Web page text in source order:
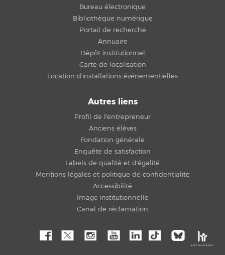
Bureau électronique
Bibliothèque numérique
Portail de recherche
Annuaire
Dépôt institutionnel
Carte de localisation
Location d'installations événementielles
Autres liens
Profil de l'entrepreneur
Anciens élèves
Fondation générale
Enquête de satisfaction
Labels de qualité et d'égalité
Mentions légales et politique de confidentialité
Accessibilité
Image institutionnelle
Canal de réclamation